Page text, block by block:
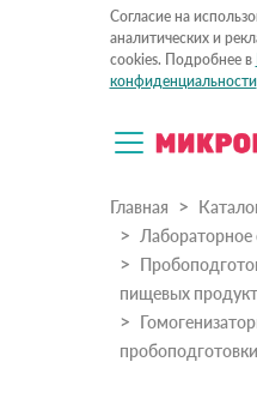
Согласие на
аналитических и
cookies. Подробнее в
конфиденциальности
Главная
Лабораторное
пищевых